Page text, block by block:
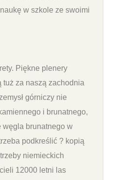
w szkole ze swoimi
Piękne plenery
tuż za naszą zachodnia
górniczy nie
i brunatnego,
węgla brunatnego w
podkreślić ? kopią
niemieckich
12000 letni las